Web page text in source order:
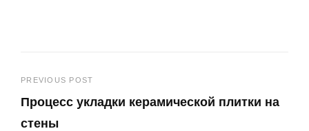
Навигация
по
PREVIOUS POST
Процесс укладки керамической плитки на
стены